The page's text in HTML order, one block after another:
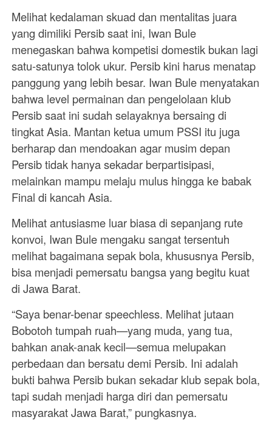
Melihat kedalaman skuad dan mentalitas juara
yang dimiliki Persib saat ini, Iwan Bule
menegaskan bahwa kompetisi domestik bukan lagi
satu-satunya tolok ukur. Persib kini harus menatap
panggung yang lebih besar. Iwan Bule menyatakan
bahwa level permainan dan pengelolaan klub
Persib saat ini sudah selayaknya bersaing di
tingkat Asia. Mantan ketua umum PSSI itu juga
berharap dan mendoakan agar musim depan
Persib tidak hanya sekadar berpartisipasi,
melainkan mampu melaju mulus hingga ke babak
Final di kancah Asia.
Melihat antusiasme luar biasa di sepanjang rute
konvoi, Iwan Bule mengaku sangat tersentuh
melihat bagaimana sepak bola, khususnya Persib,
bisa menjadi pemersatu bangsa yang begitu kuat
di Jawa Barat.
“Saya benar-benar speechless. Melihat jutaan
Bobotoh tumpah ruah—yang muda, yang tua,
bahkan anak-anak kecil—semua melupakan
perbedaan dan bersatu demi Persib. Ini adalah
bukti bahwa Persib bukan sekadar klub sepak bola,
tapi sudah menjadi harga diri dan pemersatu
masyarakat Jawa Barat,” pungkasnya.